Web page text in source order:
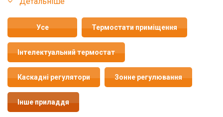
Усе Термостати приміщення
Інтелектуальний термостат
Каскадні регулятори Зонне регулювання
Інше приладдя